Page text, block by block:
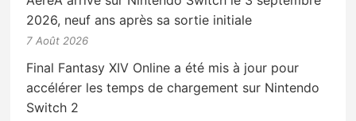
2026, neuf ans après sa sortie initiale
7 Août 2026
Final Fantasy XIV Online a été mis à jour pour
accélérer les temps de chargement sur Nintendo
Switch 2